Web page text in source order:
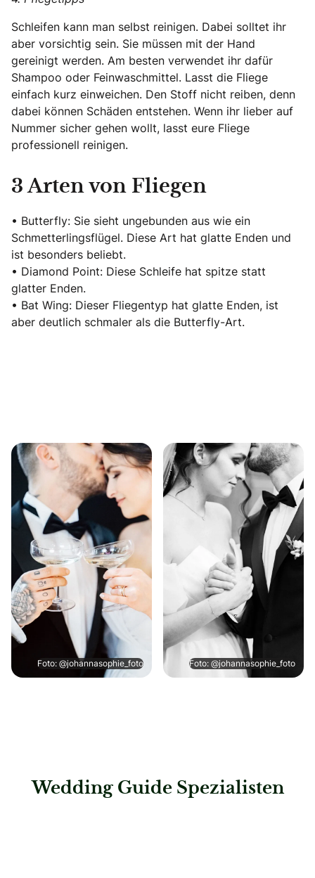
Schleifen kann man selbst reinigen. Dabei solltet ihr
aber vorsichtig sein. Sie müssen mit der Hand
gereinigt werden. Am besten verwendet ihr dafür
Shampoo oder Feinwaschmittel. Lasst die Fliege
einfach kurz einweichen. Den Stoff nicht reiben, denn
dabei können Schäden entstehen. Wenn ihr lieber auf
Nummer sicher gehen wollt, lasst eure Fliege
professionell reinigen.
3 Arten von Fliegen
• Butterfly: Sie sieht ungebunden aus wie ein
Schmetterlingsflügel. Diese Art hat glatte Enden und
ist besonders beliebt.
• Diamond Point: Diese Schleife hat spitze statt
glatter Enden.
• Bat Wing: Dieser Fliegentyp hat glatte Enden, ist
aber deutlich schmaler als die Butterfly-Art.
Foto: @johannasophie_foto Foto: @johannasophie_foto
Wedding Guide Spezialisten